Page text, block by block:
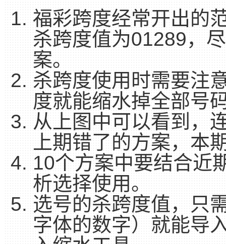
福彩跨度经常开出的
杀跨度值为01289，
案。
杀跨度使用时需要注
度就能缩水掉全部号
从上图中可以看到，
上期错了的方案，本
10个方案中要结合近
析选择使用。
选号的杀跨度值，只
字体的数字）就能导